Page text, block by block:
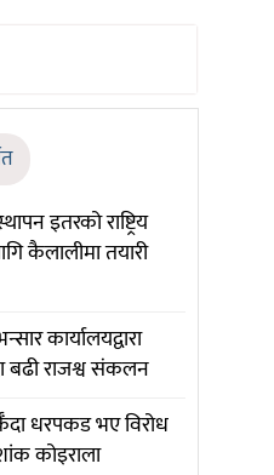
इतरको राष्ट्रिय
कैलालीमा तयारी
कार्यालयद्वारा
बढी राजश्व संकलन
धरपकड भए विरोध
कोइराला